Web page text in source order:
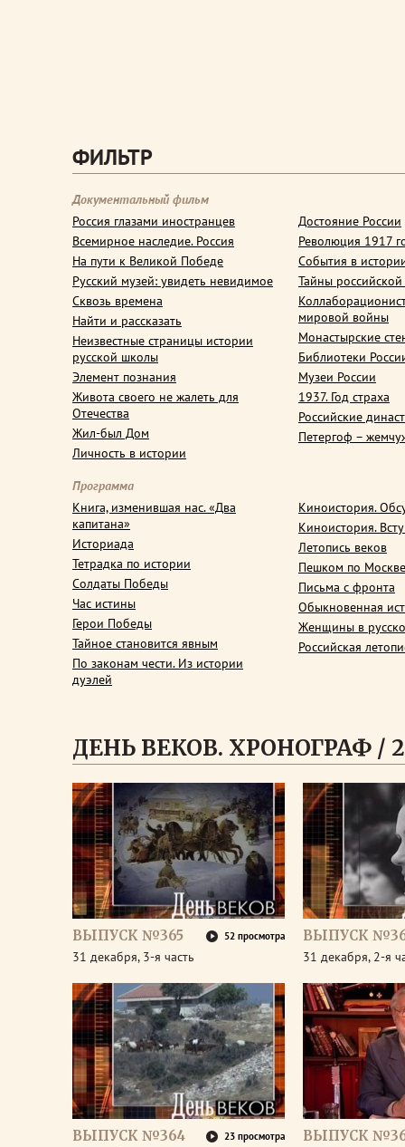
ФИЛЬТР
Документальный фильм
Россия глазами иностранцев
Всемирное наследие. Россия
На пути к Великой Победе
Русский музей: увидеть невидимое
Сквозь времена
Найти и рассказать
Неизвестные страницы истории
русской школы
Элемент познания
Живота своего не жалеть для
Отечества
Жил-был Дом
Личность в истории
Достояние России
Революция 1917
События в
Тайны
мировой войны
Монастырские
Библиотеки
Музеи России
1937. Год страха
Российские
Петергоф –
Программа
Книга, изменившая нас. «Два
капитана»
Историада
Тетрадка по истории
Солдаты Победы
Час истины
Герои Победы
Тайное становится явным
По законам чести. Из истории
дуэлей
Киноистория.
Киноистория.
Летопись веков
Пешком по Москве
Письма с фронта
Обыкновенная
Женщины в
Российская
ДЕНЬ ВЕКОВ. ХРОНОГРАФ /
ВЫПУСК №365 52 просмотра
31 декабря, 3-я часть
ВЫПУСК
31 декабря, 2-я
ВЫПУСК №364 23 просмотра ВЫПУСК